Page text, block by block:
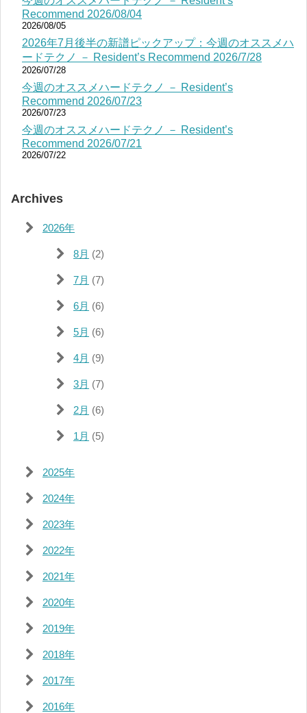
Recommend 2026/08/04
2026/08/05
2026年7月後半の新譜ピックアップ：今週のオススメハ
ードテクノ － Resident’s Recommend 2026/7/28
2026/07/28
今週のオススメハードテクノ － Resident’s
Recommend 2026/07/23
2026/07/23
今週のオススメハードテクノ － Resident’s
Recommend 2026/07/21
2026/07/22
Archives
2026年
8月 (2)
7月 (7)
6月 (6)
5月 (6)
4月 (9)
3月 (7)
2月 (6)
1月 (5)
2025年
2024年
2023年
2022年
2021年
2020年
2019年
2018年
2017年
2016年